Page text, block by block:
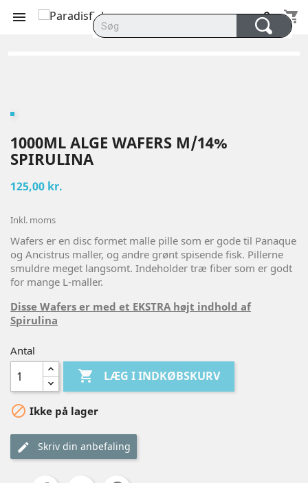
 shopping_cart

1000ML ALGE WAFERS M/14%
SPIRULINA
125,00 kr.
Inkl. moms
Wafers er en disc formet malle pille som er gode til Panaque
og Ancistrus maller, og andre grønt spisende fisk. Pillerne
smuldre meget langsomt. Indeholder træ fiber som er godt
for mange L-maller.
Disse Wafers er med et EKSTRA højt indhold af
Spirulina
Antal
 LÆG I INDKØBSKURV
 Ikke på lager
Skriv din anbefaling